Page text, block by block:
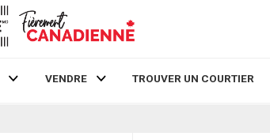
VENDRE TROUVER UN COURTIER